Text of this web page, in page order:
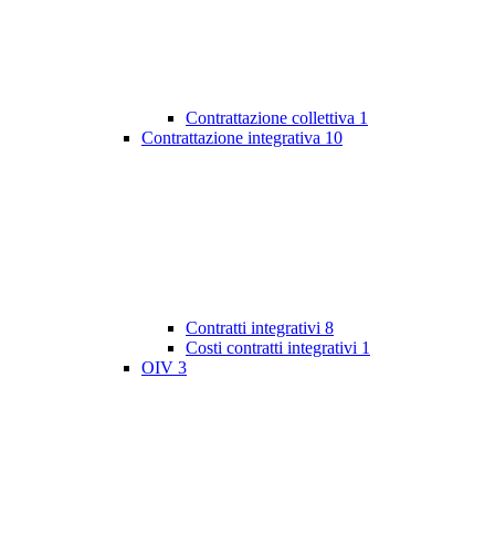
Contrattazione collettiva 1
Contrattazione integrativa 10
Contratti integrativi 8
Costi contratti integrativi 1
OIV 3